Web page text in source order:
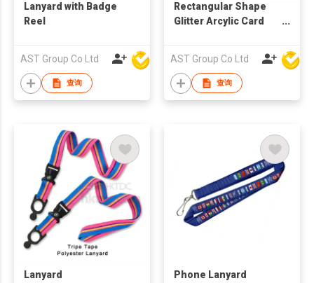
Lanyard with Badge
Reel
AST Group Co Ltd
查询
Rectangular Shape
Glitter Arcylic Card
AST Group Co Ltd
查询
Lanyard Phone Lanyard